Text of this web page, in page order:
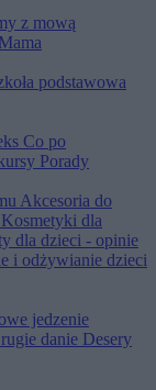
z mową
podstawowa
Co po
Porady
Akcesoria do
Kosmetyki dla
dla dzieci - opinie
i odżywianie dzieci
jedzenie
danie Desery